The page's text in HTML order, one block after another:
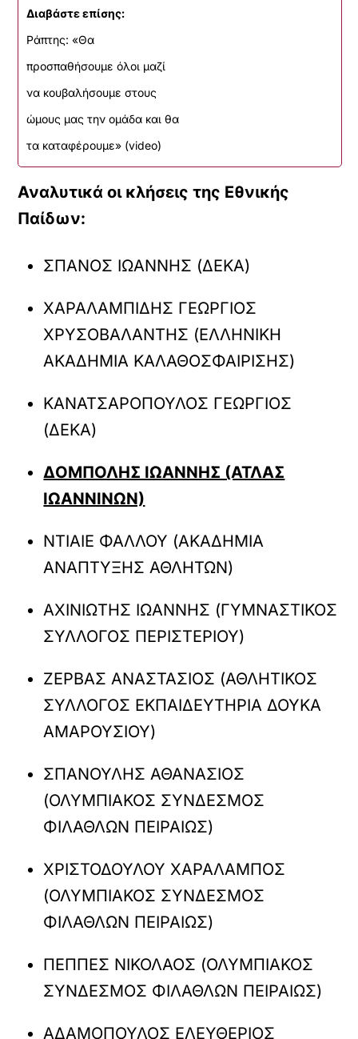
Διαβάστε επίσης:
Ράπτης: «Θα
προσπαθήσουμε όλοι μαζί
να κουβαλήσουμε στους
ώμους μας την ομάδα και θα
τα καταφέρουμε» (video)
Αναλυτικά οι κλήσεις της Εθνικής
Παίδων:
ΣΠΑΝΟΣ ΙΩΑΝΝΗΣ (ΔΕΚΑ)
ΧΑΡΑΛΑΜΠΙΔΗΣ ΓΕΩΡΓΙΟΣ
ΧΡΥΣΟΒΑΛΑΝΤΗΣ (ΕΛΛΗΝΙΚΗ
ΑΚΑΔΗΜΙΑ ΚΑΛΑΘΟΣΦΑΙΡΙΣΗΣ)
ΚΑΝΑΤΣΑΡΟΠΟΥΛΟΣ ΓΕΩΡΓΙΟΣ
(ΔΕΚΑ)
ΔΟΜΠΟΛΗΣ ΙΩΑΝΝΗΣ (ΑΤΛΑΣ
ΙΩΑΝΝΙΝΩΝ)
ΝΤΙΑΙΕ ΦΑΛΛΟΥ (ΑΚΑΔΗΜΙΑ
ΑΝΑΠΤΥΞΗΣ ΑΘΛΗΤΩΝ)
ΑΧΙΝΙΩΤΗΣ ΙΩΑΝΝΗΣ (ΓΥΜΝΑΣΤΙΚΟΣ
ΣΥΛΛΟΓΟΣ ΠΕΡΙΣΤΕΡΙΟΥ)
ΖΕΡΒΑΣ ΑΝΑΣΤΑΣΙΟΣ (ΑΘΛΗΤΙΚΟΣ
ΣΥΛΛΟΓΟΣ ΕΚΠΑΙΔΕΥΤΗΡΙΑ ΔΟΥΚΑ
ΑΜΑΡΟΥΣΙΟΥ)
ΣΠΑΝΟΥΛΗΣ ΑΘΑΝΑΣΙΟΣ
(ΟΛΥΜΠΙΑΚΟΣ ΣΥΝΔΕΣΜΟΣ
ΦΙΛΑΘΛΩΝ ΠΕΙΡΑΙΩΣ)
ΧΡΙΣΤΟΔΟΥΛΟΥ ΧΑΡΑΛΑΜΠΟΣ
(ΟΛΥΜΠΙΑΚΟΣ ΣΥΝΔΕΣΜΟΣ
ΦΙΛΑΘΛΩΝ ΠΕΙΡΑΙΩΣ)
ΠΕΠΠΕΣ ΝΙΚΟΛΑΟΣ (ΟΛΥΜΠΙΑΚΟΣ
ΣΥΝΔΕΣΜΟΣ ΦΙΛΑΘΛΩΝ ΠΕΙΡΑΙΩΣ)
ΑΔΑΜΟΠΟΥΛΟΣ ΕΛΕΥΘΕΡΙΟΣ